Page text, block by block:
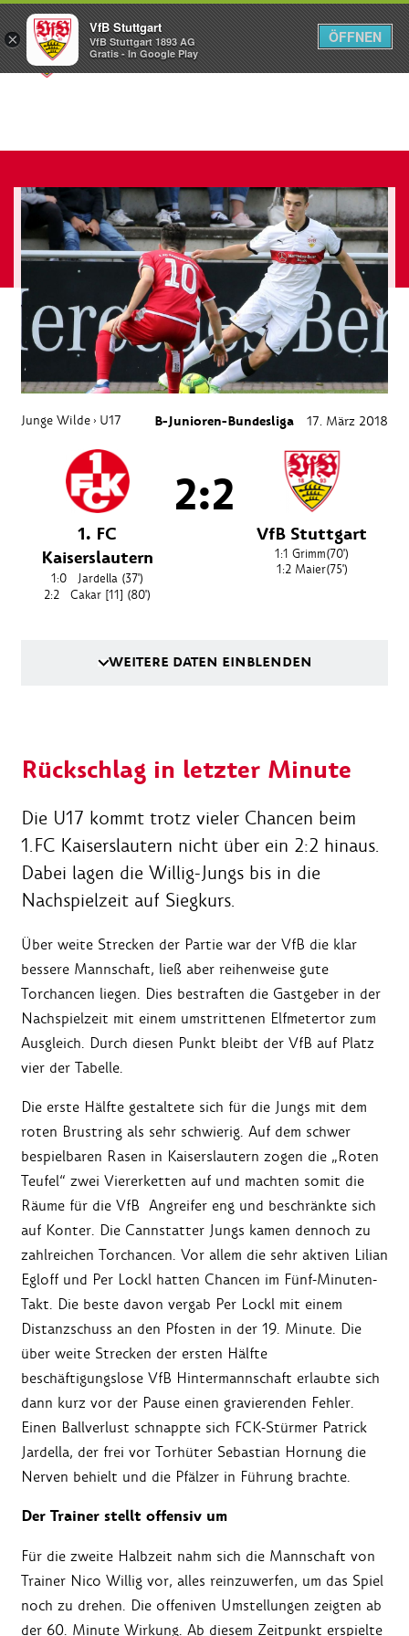
Menü
Junge Wilde › U17 B-Junioren-Bundesliga 17. März 2018
1. FC
Kaiserslautern
1:0 Jardella (37')
2:2
Cakar [11] (80')
2:2
VfB Stuttgart
1:1 Grimm(70')
1:2 Maier(75')
WEITERE DATEN EINBLENDEN
Rückschlag in letzter Minute
Die U17 kommt trotz vieler Chancen beim
1.FC Kaiserslautern nicht über ein 2:2 hinaus.
Dabei lagen die Willig-Jungs bis in die
Nachspielzeit auf Siegkurs.
Über weite Strecken der Partie war der VfB die klar
bessere Mannschaft, ließ aber reihenweise gute
Torchancen liegen. Dies bestraften die Gastgeber in der
Nachspielzeit mit einem umstrittenen Elfmetertor zum
Ausgleich. Durch diesen Punkt bleibt der VfB auf Platz
vier der Tabelle.
Die erste Hälfte gestaltete sich für die Jungs mit dem
roten Brustring als sehr schwierig. Auf dem schwer
bespielbaren Rasen in Kaiserslautern zogen die „Roten
Teufel“ zwei Viererketten auf und machten somit die
Räume für die VfB Angreifer eng und beschränkte sich
auf Konter. Die Cannstatter Jungs kamen dennoch zu
zahlreichen Torchancen. Vor allem die sehr aktiven Lilian
Egloff und Per Lockl hatten Chancen im Fünf-Minuten-
Takt. Die beste davon vergab Per Lockl mit einem
Distanzschuss an den Pfosten in der 19. Minute. Die
über weite Strecken der ersten Hälfte
beschäftigungslose VfB Hintermannschaft erlaubte sich
dann kurz vor der Pause einen gravierenden Fehler.
Einen Ballverlust schnappte sich FCK-Stürmer Patrick
Jardella, der frei vor Torhüter Sebastian Hornung die
Nerven behielt und die Pfälzer in Führung brachte.
Der Trainer stellt offensiv um
Für die zweite Halbzeit nahm sich die Mannschaft von
Trainer Nico Willig vor, alles reinzuwerfen, um das Spiel
noch zu drehen. Die offeniven Umstellungen zeigten ab
der 60. Minute Wirkung. Ab diesem Zeitpunkt erspielte
×
VfB Stuttgart
VfB Stuttgart 1893 AG
Gratis - In Google Play
ÖFFNEN